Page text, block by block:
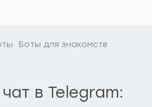
Боты для знакомств
в Telegram: